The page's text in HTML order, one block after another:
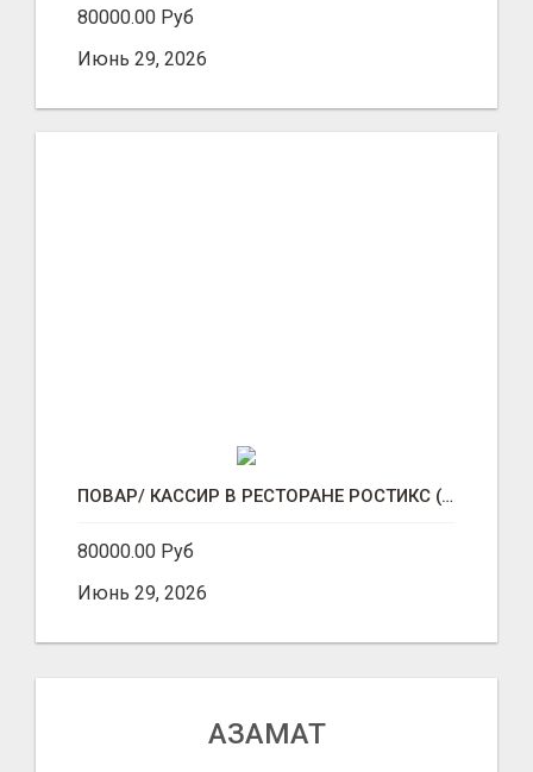
80000.00 Руб
Июнь 29, 2026
ПОВАР/ КАССИР В РЕСТОРАНЕ РОСТИКС (КФС)
80000.00 Руб
Июнь 29, 2026
АЗАМАТ